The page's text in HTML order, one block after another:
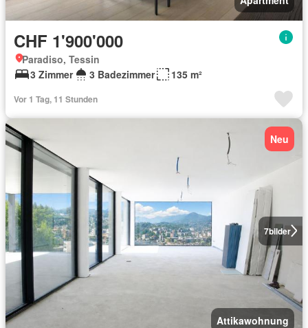
CHF 1'900'000
Paradiso, Tessin
3 Zimmer
3 Badezimmer 135 m²
Vor 1 Tag, 11 Stunden
7bilder
Neu
Attikawohnung